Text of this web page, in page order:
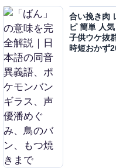
合い挽き肉
ピ 簡単 人
子供ウケ抜
時短おかず